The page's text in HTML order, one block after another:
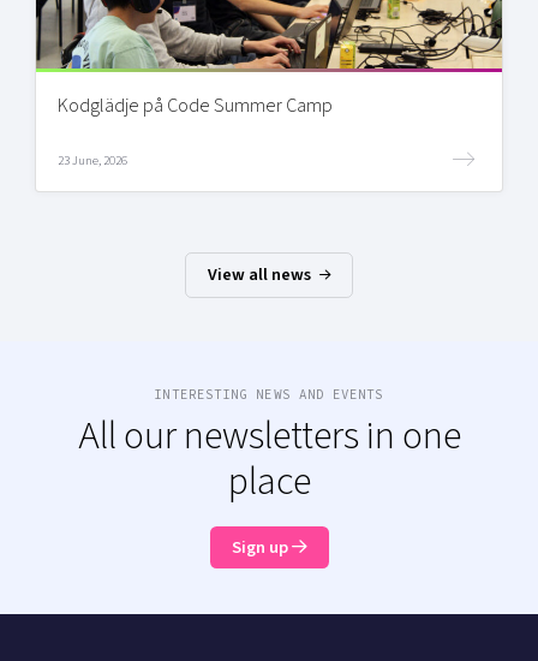
Kodglädje på Code Summer Camp
23 June, 2026
View all news
INTERESTING NEWS AND EVENTS
All our newsletters in one
place
Sign up